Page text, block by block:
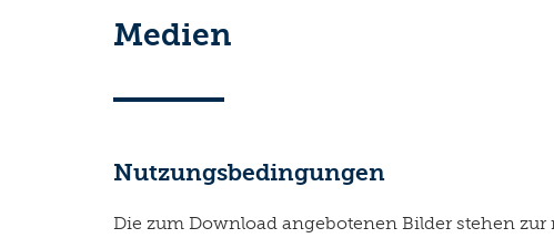
Medien
Nutzungsbedingungen
Die zum Download angebotenen Bilder stehen